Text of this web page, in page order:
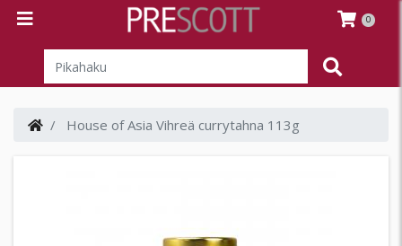
0
House of Asia Vihreä currytahna 113g